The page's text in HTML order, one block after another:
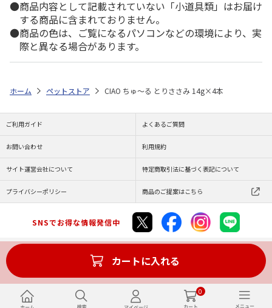
0
商品内容として記載されていない「小道具類」はお届け
する商品に含まれておりません。
商品の色は、ご覧になるパソコンなどの環境により、実
際と異なる場合があります。
カートに入れる
ホーム ペットストア CIAO ちゅ～る とりささみ 14g×4本
ご利用ガイド よくあるご質問
お問い合わせ 利用規約
サイト運営会社について 特定商取引法に基づく表記について
プライバシーポリシー 商品のご提案はこちら
SNSでお得な情報発信中